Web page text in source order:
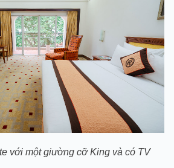
với một giường cỡ King và có TV